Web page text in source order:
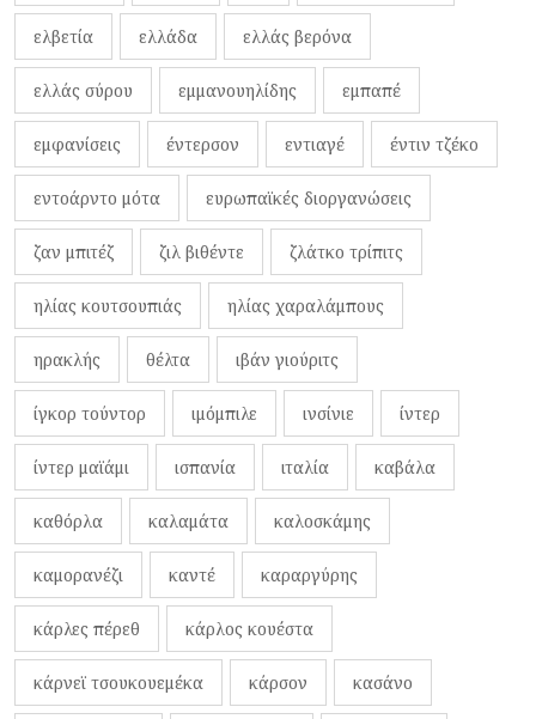
ελβετία ελλάδα ελλάς βερόνα
ελλάς σύρου εμμανουηλίδης εμπαπέ
εμφανίσεις έντερσον εντιαγέ έντιν τζέκο
εντοάρντο μότα ευρωπαϊκές διοργανώσεις
ζαν μπιτέζ ζιλ βιθέντε ζλάτκο τρίπιτς
ηλίας κουτσουπιάς ηλίας χαραλάμπους
ηρακλής θέλτα ιβάν γιούριτς
ίγκορ τούντορ ιμόμπιλε ινσίνιε ίντερ
ίντερ μαϊάμι ισπανία ιταλία καβάλα
καθόρλα καλαμάτα καλοσκάμης
καμορανέζι καντέ καραργύρης
κάρλες πέρεθ κάρλος κουέστα
κάρνεϊ τσουκουεμέκα κάρσον κασάνο